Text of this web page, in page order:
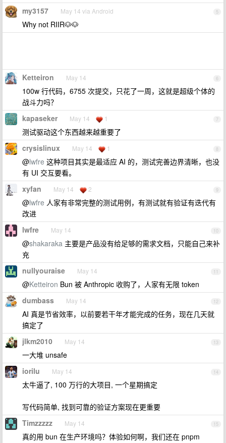
5
my3157 May 14 via Android
Why not RIIR🐶🐶
6
Ketteiron May 14
100w 行代码，6755 次提交，只花了一周，这就是超级个体的
战斗力吗？
7
kapaseker May 14 1
测试驱动这个东西越来越重要了
8
crysislinux May 14 1
@lwfre 这种项目其实是最适应 AI 的，测试完善边界清晰，也没
有 UI 交互要看。
9
xyfan May 14 2
@lwfre 人家有非常完整的测试用例，有测试就有验证有迭代有
改进
10
lwfre May 14
@shakaraka 主要是产品没有给足够的需求文档，只能自己来补
充
11
nullyouraise May 14
@Ketteiron Bun 被 Anthropic 收购了，人家有无限 token
12
dumbass May 14
AI 真是节省效率，以前要若干年才能完成的任务，现在几天就
搞定了
13
jlkm2010 May 14
一大堆 unsafe
14
iorilu May 14
太牛逼了, 100 万行的大项目, 一个星期搞定
写代码简单, 找到可靠的验证方案现在更重要
15
Timzzzzz May 14
真的用 bun 在生产环境吗？体验如何啊，我们还在 pnpm